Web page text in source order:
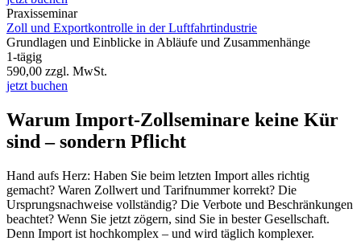
Praxisseminar
Zoll und Exportkontrolle in der Luftfahrtindustrie
Grundlagen und Einblicke in Abläufe und Zusammenhänge
1-tägig
590,00 zzgl. MwSt.
jetzt buchen
Warum Import-Zollseminare keine Kür
sind – sondern Pflicht
Hand aufs Herz: Haben Sie beim letzten Import alles richtig
gemacht? Waren Zollwert und Tarifnummer korrekt? Die
Ursprungsnachweise vollständig? Die Verbote und Beschränkungen
beachtet? Wenn Sie jetzt zögern, sind Sie in bester Gesellschaft.
Denn Import ist hochkomplex – und wird täglich komplexer.